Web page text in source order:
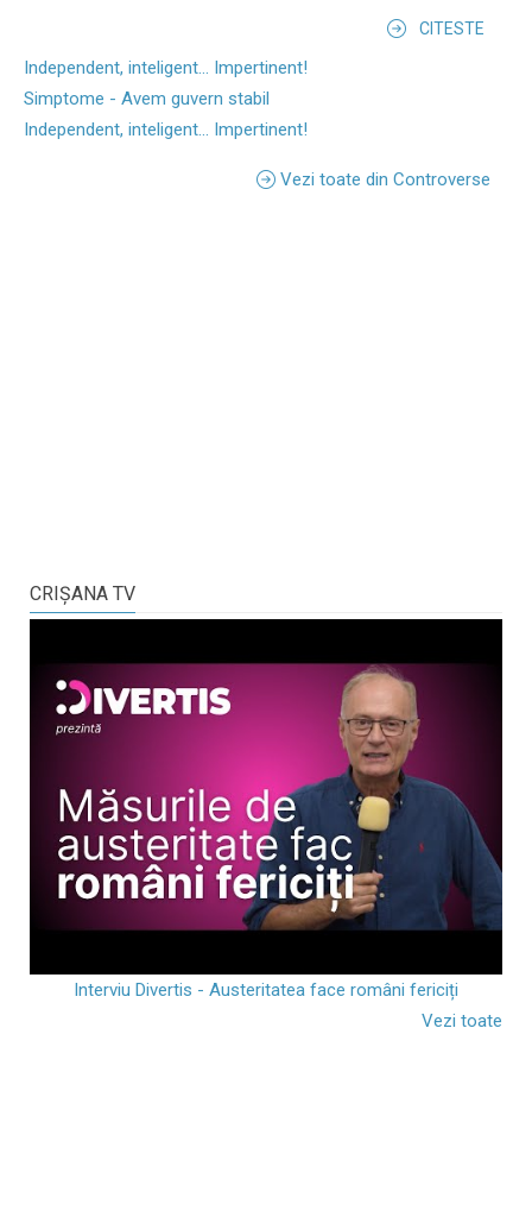
CITESTE
Independent, inteligent... Impertinent!
Simptome - Avem guvern stabil
Independent, inteligent... Impertinent!
Vezi toate din Controverse
CRIŞANA TV
Interviu Divertis - Austeritatea face români fericiți
Vezi toate